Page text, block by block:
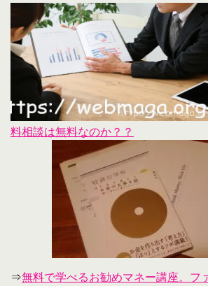
料相談は無料なのか？？
⇒無料で学べるお勧めマネー講座。フ